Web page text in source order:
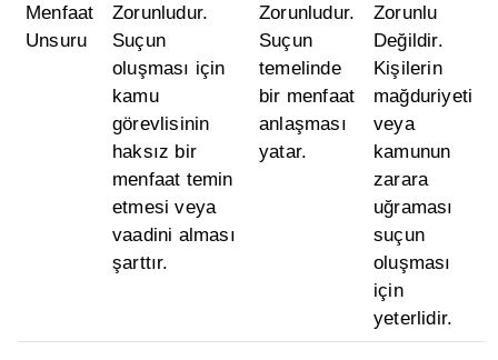
Menfaat
Unsuru
Zorunludur.
Suçun
oluşması için
kamu
görevlisinin
haksız bir
menfaat temin
etmesi veya
vaadini alması
şarttır.
Zorunludur.
Suçun
temelinde
bir menfaat
anlaşması
yatar.
Zorunlu
Değildir.
Kişilerin
mağduriyeti
veya
kamunun
zarara
uğraması
suçun
oluşması
için
yeterlidir.